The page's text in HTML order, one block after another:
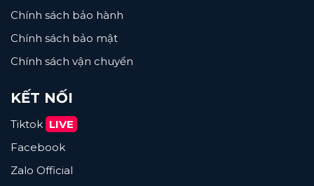
Chính sách bảo hành
Chính sách bảo mật
Chính sách vận chuyển
KẾT NỐI
Tiktok LIVE
Facebook
Zalo Official